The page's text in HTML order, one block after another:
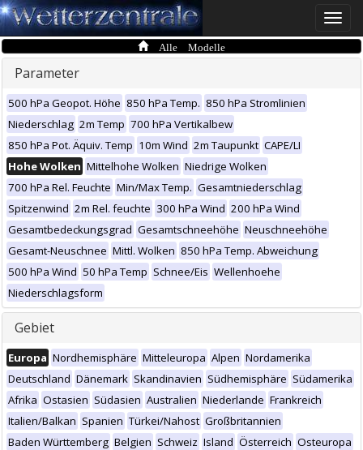
Toggle
Alle Modelle
Parameter
500 hPa Geopot. Höhe 850 hPa Temp. 850 hPa Stromlinien
Niederschlag 2m Temp 700 hPa Vertikalbew
850 hPa Pot. Äquiv. Temp 10m Wind 2m Taupunkt CAPE/LI
Hohe Wolken Mittelhohe Wolken Niedrige Wolken
700 hPa Rel. Feuchte Min/Max Temp. Gesamtniederschlag
Spitzenwind 2m Rel. feuchte 300 hPa Wind 200 hPa Wind
Gesamtbedeckungsgrad Gesamtschneehöhe Neuschneehöhe
Gesamt-Neuschnee Mittl. Wolken 850 hPa Temp. Abweichung
500 hPa Wind 50 hPa Temp Schnee/Eis Wellenhoehe
Niederschlagsform
Gebiet
Europa Nordhemisphäre Mitteleuropa Alpen Nordamerika
Deutschland Dänemark Skandinavien Südhemisphäre Südamerika
Afrika Ostasien Südasien Australien Niederlande Frankreich
Italien/Balkan Spanien Türkei/Nahost Großbritannien
Baden Württemberg Belgien Schweiz Island Österreich Osteuropa